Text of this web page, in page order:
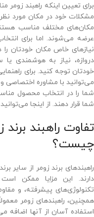
برای تعیین اینکه راهبند زومر
مشکلات خود در مکان مورد نظر
مکان‌های مختلف مناسب هستند.
عرضه می‌شوند. اما برای
نیازهای خاص مکان خودتان را
دروازه، نیاز به هوشمندی
خودتان توجه کنید. برای
می‌توانید با مشاوره اختصاصی
شما را در انتخاب محصول
شما قرار دهند. از اینجا
تفاوت راهبند برند
چیست؟
راهبندهای برند زومر از سایر
دارند. این مزایا ممکن
تکنولوژی‌های پیشرفته، و
همچنین، راهبندهای زومر
استفاده آسان از آنها اضافه